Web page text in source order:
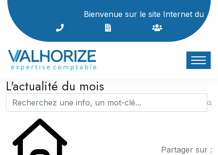
Bienvenue sur le site Internet du cabinet !
L'actualité du mois
Partager sur :